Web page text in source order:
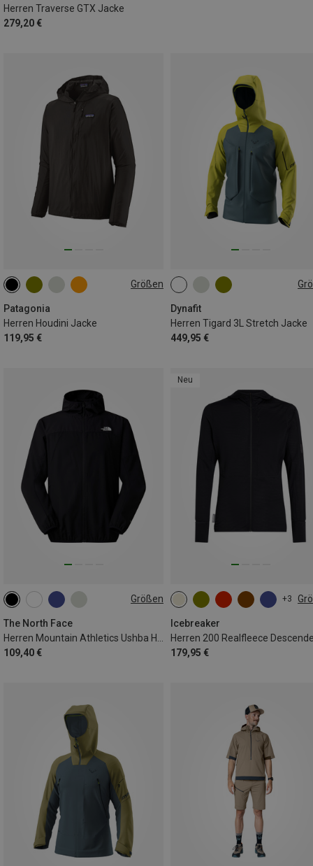
Herren Traverse GTX Jacke
279,20 €
Größen
Patagonia
Herren Houdini Jacke
119,95 €
S M L XL
Dynafit
Herren Tigard 3L Stretch Jacke
449,95 €
S M L
Größen
The North Face
109,40 €
S M L XL
Neu
+3
Icebreaker
179,95 €
S M L XL XXL